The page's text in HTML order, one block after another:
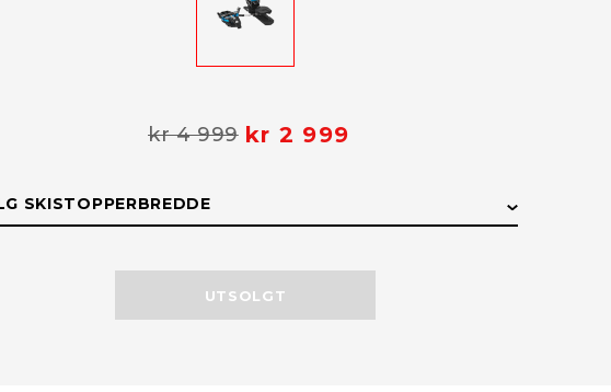
kr 4 999 kr 2 999
SKISTOPPERBREDDE
LAGERSTATUS
UTSOLGT